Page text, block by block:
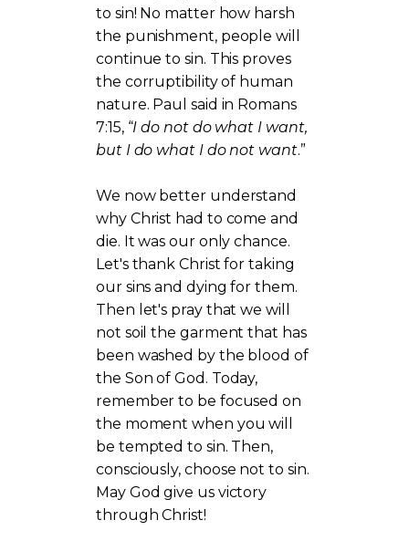
to sin! No matter how harsh
the punishment, people will
continue to sin. This proves
the corruptibility of human
nature. Paul said in Romans
7:15, “I do not do what I want,
but I do what I do not want.”
We now better understand
why Christ had to come and
die. It was our only chance.
Let's thank Christ for taking
our sins and dying for them.
Then let's pray that we will
not soil the garment that has
been washed by the blood of
the Son of God. Today,
remember to be focused on
the moment when you will
be tempted to sin. Then,
consciously, choose not to sin.
May God give us victory
through Christ!